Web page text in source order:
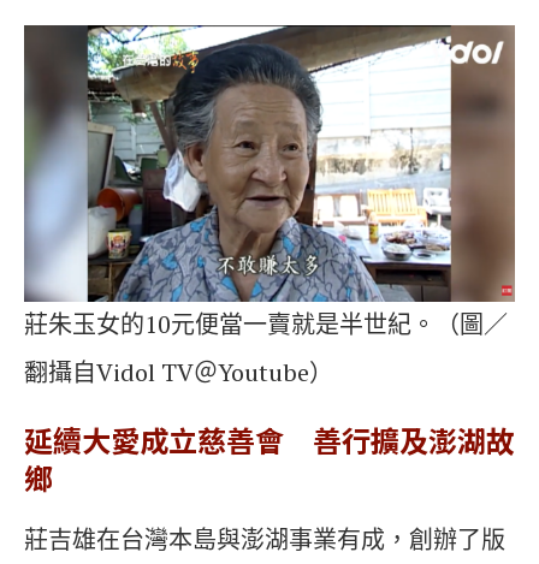
莊朱玉女的10元便當一賣就是半世紀。（圖／
翻攝自Vidol TV＠Youtube）
延續大愛成立慈善會 善行擴及澎湖故
鄉
莊吉雄在台灣本島與澎湖事業有成，創辦了版